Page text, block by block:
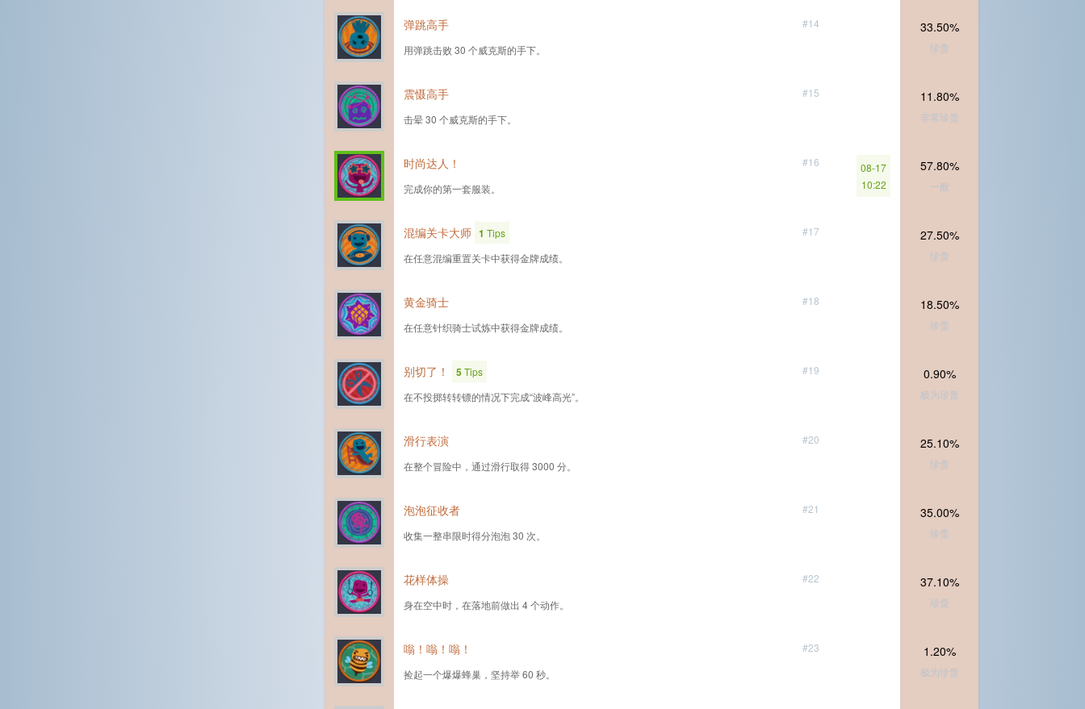
#14
弹跳高手
用弹跳击败 30 个威克斯的手下。
33.50%
珍贵
#15
震慑高手
击晕 30 个威克斯的手下。
11.80%
非常珍贵
#16
时尚达人！
完成你的第一套服装。
08-17
10:22
57.80%
一般
#17
混编关卡大师 1 Tips
在任意混编重置关卡中获得金牌成绩。
27.50%
珍贵
#18
黄金骑士
在任意针织骑士试炼中获得金牌成绩。
18.50%
珍贵
#19
别切了！ 5Tips
在不投掷转转镖的情况下完成“波峰高光”。
0.90%
极为珍贵
#20
滑行表演
在整个冒险中，通过滑行取得 3000 分。
25.10%
珍贵
#21
泡泡征收者
收集一整串限时得分泡泡 30 次。
35.00%
珍贵
#22
花样体操
身在空中时，在落地前做出 4 个动作。
37.10%
珍贵
#23
嗡！嗡！嗡！
捡起一个爆爆蜂巢，坚持举 60 秒。
1.20%
极为珍贵